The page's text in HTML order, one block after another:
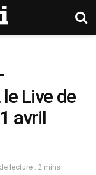
le Live de
avril
lecture : 2 mins